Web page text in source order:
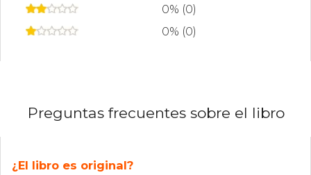
expectativas del lector.0% (0)
0% (0)
Preguntas frecuentes sobre el libro
¿El libro es original?